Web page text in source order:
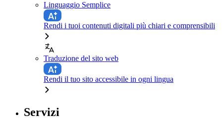
Linguaggio Semplice
Rendi i tuoi contenuti digitali più chiari e comprensibili
Traduzione del sito web
Rendi il tuo sito accessibile in ogni lingua
Servizi